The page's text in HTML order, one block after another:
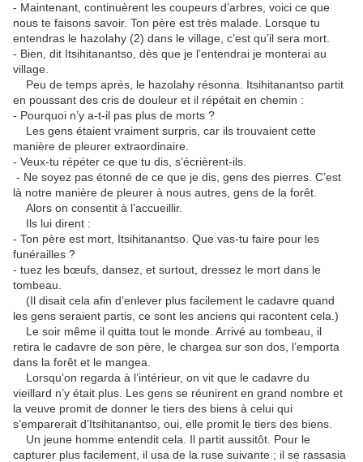
- Maintenant, continuèrent les coupeurs d’arbres, voici ce que
nous te faisons savoir. Ton père est très malade. Lorsque tu
entendras le hazolahy (2) dans le village, c’est qu’il sera mort.
- Bien, dit Itsihitanantso, dès que je l’entendrai je monterai au
village.
Peu de temps après, le hazolahy résonna. Itsihitanantso partit
en poussant des cris de douleur et il répétait en chemin :
- Pourquoi n’y a-t-il pas plus de morts ?
Les gens étaient vraiment surpris, car ils trouvaient cette
manière de pleurer extraordinaire.
- Veux-tu répéter ce que tu dis, s’écrièrent-ils.
- Ne soyez pas étonné de ce que je dis, gens des pierres. C’est
là notre manière de pleurer à nous autres, gens de la forêt.
Alors on consentit à l’accueillir.
Ils lui dirent :
- Ton père est mort, Itsihitanantso. Que vas-tu faire pour les
funérailles ?
- tuez les bœufs, dansez, et surtout, dressez le mort dans le
tombeau.
(Il disait cela afin d’enlever plus facilement le cadavre quand
les gens seraient partis, ce sont les anciens qui racontent cela.)
Le soir même il quitta tout le monde. Arrivé au tombeau, il
retira le cadavre de son père, le chargea sur son dos, l’emporta
dans la forêt et le mangea.
Lorsqu’on regarda à l’intérieur, on vit que le cadavre du
vieillard n’y était plus. Les gens se réunirent en grand nombre et
la veuve promit de donner le tiers des biens à celui qui
s’emparerait d’Itsihitanantso, oui, elle promit le tiers des biens.
Un jeune homme entendit cela. Il partit aussitôt. Pour le
capturer plus facilement, il usa de la ruse suivante ; il se rassasia